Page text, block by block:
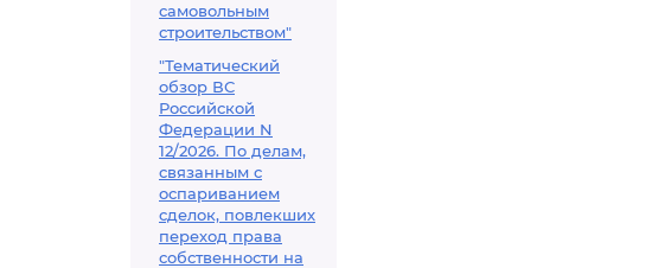
самовольным
строительством"
"Тематический
обзор ВС
Российской
Федерации N
12/2026. По делам,
связанным с
оспариванием
сделок, повлекших
переход права
собственности на